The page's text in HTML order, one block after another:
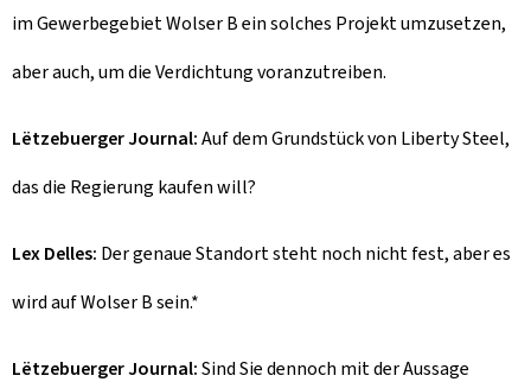
im Gewerbegebiet Wolser B ein solches Projekt umzusetzen,
aber auch, um die Verdichtung voranzutreiben.
Lëtzebuerger Journal:Auf dem Grundstück von Liberty Steel,
das die Regierung kaufen will?
Lex Delles: Der genaue Standort steht noch nicht fest, aber es
wird auf Wolser B sein.*
Lëtzebuerger Journal:Sind Sie dennoch mit der Aussage